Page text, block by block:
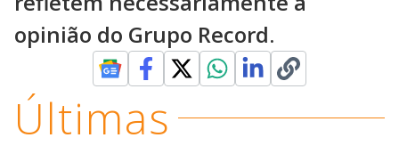
opinião do Grupo Record.
Últimas